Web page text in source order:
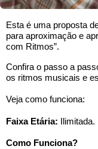
Esta é uma proposta
para aproximação e
com Ritmos”.
Confira o passo a
os ritmos musicais e
Veja como funciona:
Faixa Etária: Ilimitada.
Como Funciona?